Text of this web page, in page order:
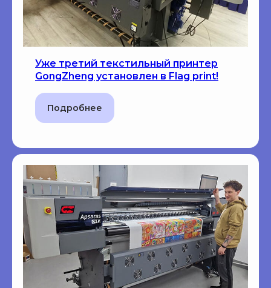
Уже третий текстильный принтер
GongZheng установлен в Flag print!
Подробнее